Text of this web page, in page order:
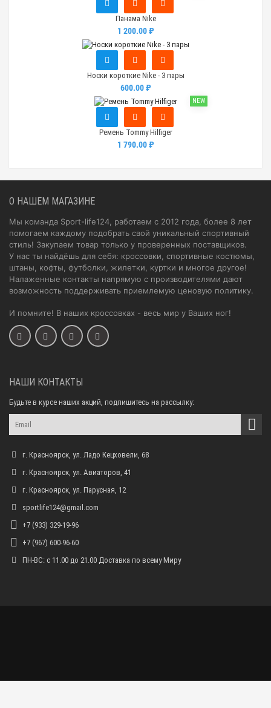
Панама Nike
1 200.00 ₽
Носки короткие Nike - 3 пары
600.00 ₽
NEW
Ремень Tommy Hilfiger
1 790.00 ₽
О НАШЕМ МАГАЗИНЕ
Мы команда Sport-life124, работаем с 2012 года, более 8 лет
помогаем каждому подобрать свой уникальный спортивный
стиль! Закупаем товар только у проверенных поставщиков.
У нас ты найдёшь для себя: кроссовки, спортивные костюмы,
штаны, кофты, футболки, жилетки, куртки и многое другое!
Налаженные контакты напрямую с производителями дают
возможность поддерживать приемлемую ценовую политику.
И помните! В наших кроссовках - весь мир у Ваших ног!
НАШИ КОНТАКТЫ
Будьте в курсе наших акций, подпишитесь на рассылку:
г. Красноярск, ул. Ладо Кецховели, 68
г. Красноярск, ул. Авиаторов, 41
г. Красноярск, ул. Парусная, 12
sportlife124@gmail.com
+7 (933) 329-19-96
+7 (967) 600-96-60
ПН-ВС: с 11.00 до 21.00 Доставка по всему Миру